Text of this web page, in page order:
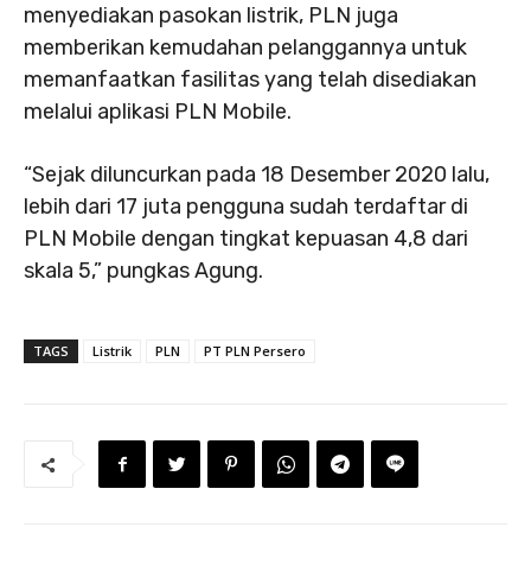
menyediakan pasokan listrik, PLN juga
memberikan kemudahan pelanggannya untuk
memanfaatkan fasilitas yang telah disediakan
melalui aplikasi PLN Mobile.
“Sejak diluncurkan pada 18 Desember 2020 lalu,
lebih dari 17 juta pengguna sudah terdaftar di
PLN Mobile dengan tingkat kepuasan 4,8 dari
skala 5,” pungkas Agung.
TAGS Listrik PLN PT PLN Persero